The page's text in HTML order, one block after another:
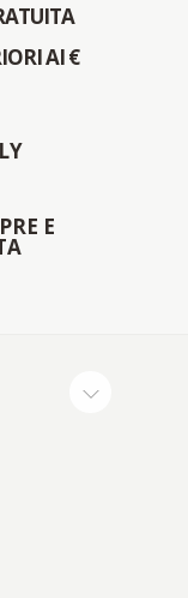
AI €
E